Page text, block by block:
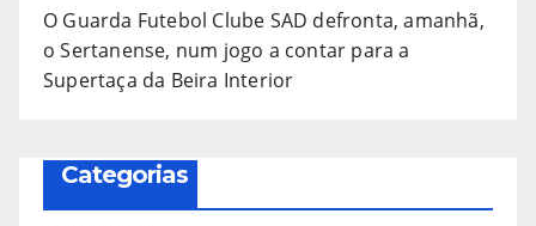
O Guarda Futebol Clube SAD defronta, amanhã,
o Sertanense, num jogo a contar para a
Supertaça da Beira Interior
Categorias